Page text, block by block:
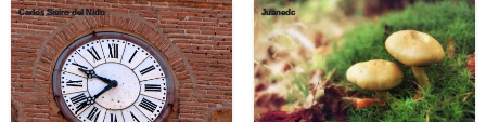
Carlos Sieiro del Nido Juanedc